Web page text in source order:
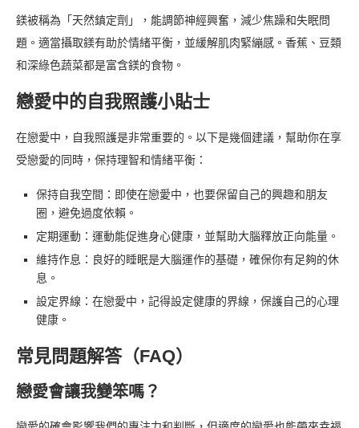
鎂被稱為「天然鎮定劑」，能調節神經興奮，減少焦躁和失眠問
題。適當攝取鎂有助於情緒平衡，並緩解肌肉緊繃感。香蕉、豆類
和深綠色蔬菜都是富含鎂的食物。
戀愛中的自我照護小貼士
在戀愛中，自我照護是非常重要的。以下是幾個建議，幫助你在享
受戀愛的同時，保持理智和情緒平衡：
保持自我空間：即使在戀愛中，也要保留自己的興趣和朋友
圈，避免過度依賴。
定期運動：運動能促進身心健康，並幫助大腦釋放正向能量。
維持作息：良好的睡眠是大腦運作的基礎，確保你有足夠的休
息。
設定界線：在戀愛中，記得設定健康的界線，保護自己的心理
健康。
常見問題解答（FAQ）
戀愛會讓我變笨嗎？